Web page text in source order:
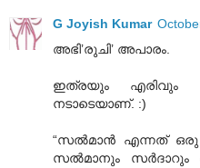
G Joyish Kumar
അഭി’രുചി’ അപാരം.
ഇത്രയും എരിവും
നടാടെയാണ്. :)
“സല്‍മാന്‍ എന്നത് ഒരു
സല്‍മാനും സര്‍ദാറും